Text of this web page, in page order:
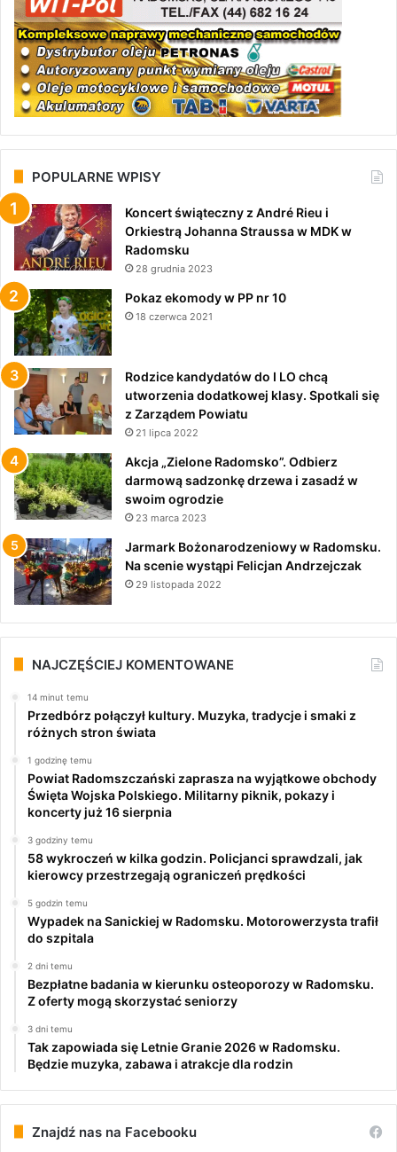
POPULARNE WPISY
Koncert świąteczny z André Rieu i
Orkiestrą Johanna Straussa w MDK w
Radomsku
28 grudnia 2023
Pokaz ekomody w PP nr 10
18 czerwca 2021
Rodzice kandydatów do I LO chcą
utworzenia dodatkowej klasy. Spotkali się
z Zarządem Powiatu
21 lipca 2022
Akcja „Zielone Radomsko”. Odbierz
darmową sadzonkę drzewa i zasadź w
swoim ogrodzie
23 marca 2023
Jarmark Bożonarodzeniowy w Radomsku.
Na scenie wystąpi Felicjan Andrzejczak
29 listopada 2022
NAJCZĘŚCIEJ KOMENTOWANE
14 minut temu
Przedbórz połączył kultury. Muzyka, tradycje i smaki z
różnych stron świata
1 godzinę temu
Powiat Radomszczański zaprasza na wyjątkowe obchody
Święta Wojska Polskiego. Militarny piknik, pokazy i
koncerty już 16 sierpnia
3 godziny temu
58 wykroczeń w kilka godzin. Policjanci sprawdzali, jak
kierowcy przestrzegają ograniczeń prędkości
5 godzin temu
Wypadek na Sanickiej w Radomsku. Motorowerzysta trafił
do szpitala
2 dni temu
Bezpłatne badania w kierunku osteoporozy w Radomsku.
Z oferty mogą skorzystać seniorzy
3 dni temu
Tak zapowiada się Letnie Granie 2026 w Radomsku.
Będzie muzyka, zabawa i atrakcje dla rodzin
Znajdź nas na Facebooku